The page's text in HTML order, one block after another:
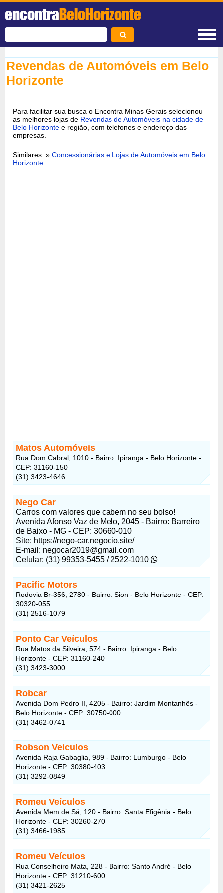
encontraBeloHorizonte
Revendas de Automóveis em Belo
Horizonte
Para facilitar sua busca o Encontra Minas Gerais selecionou
as melhores lojas de Revendas de Automóveis na cidade de
Belo Horizonte e região, com telefones e endereço das
empresas.
Similares: »Concessionárias e Lojas de Automóveis em Belo
Horizonte
Matos Automóveis
Rua Dom Cabral, 1010 - Bairro: Ipiranga - Belo Horizonte -
CEP: 31160-150
(31) 3423-4646
Nego Car
Carros com valores que cabem no seu bolso!
Avenida Afonso Vaz de Melo, 2045 - Bairro: Barreiro
de Baixo - MG - CEP: 30660-010
Site: https://nego-car.negocio.site/
E-mail: negocar2019@gmail.com
Celular: (31) 99353-5455 / 2522-1010
Pacific Motors
Rodovia Br-356, 2780 - Bairro: Sion - Belo Horizonte - CEP:
30320-055
(31) 2516-1079
Ponto Car Veículos
Rua Matos da Silveira, 574 - Bairro: Ipiranga - Belo
Horizonte - CEP: 31160-240
(31) 3423-3000
Robcar
Avenida Dom Pedro II, 4205 - Bairro: Jardim Montanhês -
Belo Horizonte - CEP: 30750-000
(31) 3462-0741
Robson Veículos
Avenida Raja Gabaglia, 989 - Bairro: Lumburgo - Belo
Horizonte - CEP: 30380-403
(31) 3292-0849
Romeu Veículos
Avenida Mem de Sá, 120 - Bairro: Santa Efigênia - Belo
Horizonte - CEP: 30260-270
(31) 3466-1985
Romeu Veículos
Rua Conselheiro Mata, 228 - Bairro: Santo André - Belo
Horizonte - CEP: 31210-600
(31) 3421-2625